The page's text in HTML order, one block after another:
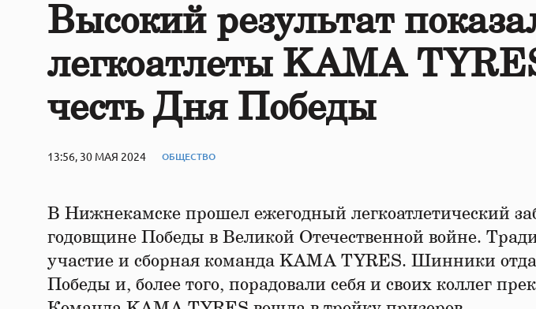
Высокий результат
легкоатлеты KAMA
честь Дня Победы
13:56, 30 МАЯ 2024 ОБЩЕСТВО
В Нижнекамске прошел ежегодный легкоатлетический
годовщине Победы в Великой Отечественной войне.
участие и сборная команда KAMA TYRES. Шинники
Победы и, более того, порадовали себя и своих коллег